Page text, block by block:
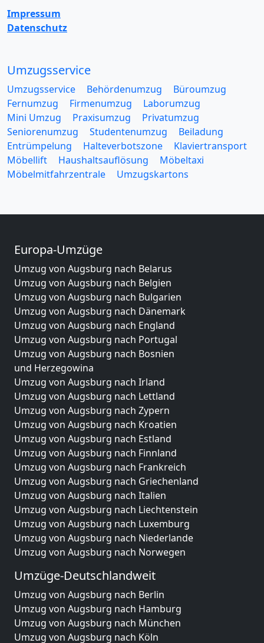
Impressum
Datenschutz
Umzugsservice
Umzugsservice Behördenumzug
Büroumzug
Fernumzug
Firmenumzug
Laborumzug
Mini Umzug
Praxisumzug
Privatumzug
Seniorenumzug
Studentenumzug
Beiladung
Entrümpelung
Halteverbotszone
Klaviertransport
Möbellift
Haushaltsauflösung
Möbeltaxi
Möbelmitfahrzentrale
Umzugskartons
Europa-Umzüge
Umzug von Augsburg nach Belarus
Umzug von Augsburg nach Belgien
Umzug von Augsburg nach Bulgarien
Umzug von Augsburg nach Dänemark
Umzug von Augsburg nach England
Umzug von Augsburg nach Portugal
Umzug von Augsburg nach Bosnien
und Herzegowina
Umzug von Augsburg nach Irland
Umzug von Augsburg nach Lettland
Umzug von Augsburg nach Zypern
Umzug von Augsburg nach Kroatien
Umzug von Augsburg nach Estland
Umzug von Augsburg nach Finnland
Umzug von Augsburg nach Frankreich
Umzug von Augsburg nach Griechenland
Umzug von Augsburg nach Italien
Umzug von Augsburg nach Liechtenstein
Umzug von Augsburg nach Luxemburg
Umzug von Augsburg nach Niederlande
Umzug von Augsburg nach Norwegen
Umzüge-Deutschlandweit
Umzug von Augsburg nach Berlin
Umzug von Augsburg nach Hamburg
Umzug von Augsburg nach München
Umzug von Augsburg nach Köln